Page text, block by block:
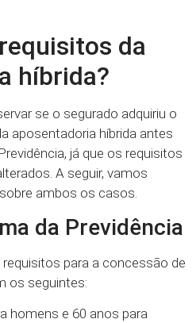
da
híbrida?
se o segurado adquiriu o
aposentadoria híbrida antes
já que os requisitos
A seguir, vamos
ambos os casos.
da Previdência
para a concessão de
os seguintes:
homens e 60 anos para